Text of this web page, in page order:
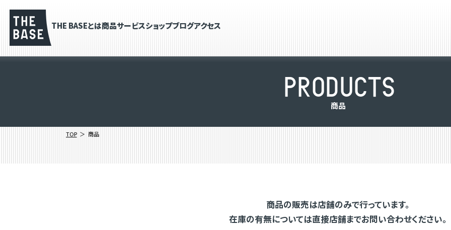
THE BASEとは商品サービスショップブログアクセス
PRODUCTS
商品
TOP 商品
商品の販売は店舗のみで行っています。
在庫の有無については直接店舗までお問い合わせください。